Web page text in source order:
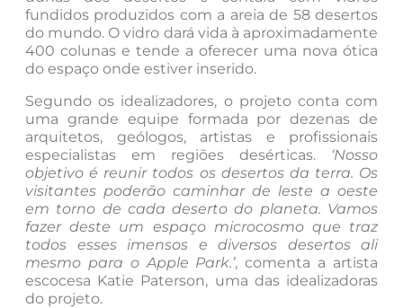
fundidos produzidos com a areia de 58 desertos
do mundo. O vidro dará vida à aproximadamente
400 colunas e tende a oferecer uma nova ótica
do espaço onde estiver inserido.
Segundo os idealizadores, o projeto conta com
uma grande equipe formada por dezenas de
arquitetos, geólogos, artistas e profissionais
especialistas em regiões desérticas.
‘Nosso
objetivo é reunir todos os desertos da terra. Os
visitantes poderão caminhar de leste a oeste
em torno de cada deserto do planeta. Vamos
fazer deste um espaço microcosmo que traz
todos esses imensos e diversos desertos ali
mesmo para o Apple Park.’, comenta a artista
escocesa Katie Paterson, uma das idealizadoras
do projeto.